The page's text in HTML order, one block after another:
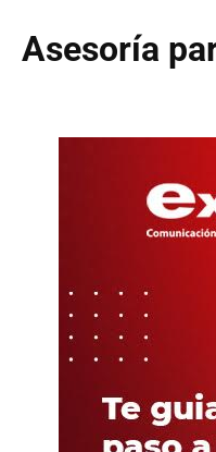
Asesoría